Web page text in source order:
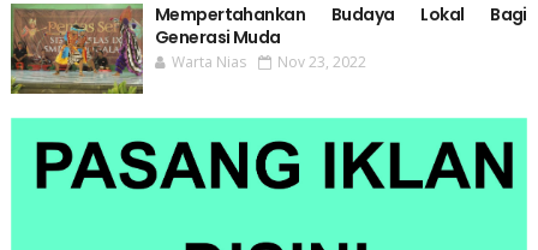
Mempertahankan Budaya Lokal Bagi
Generasi Muda
Warta Nias Nov 23, 2022